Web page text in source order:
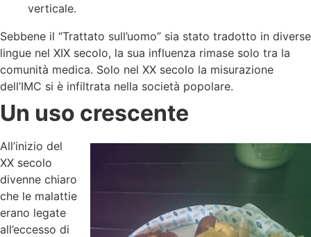
verticale.
Sebbene il “Trattato sull’uomo” sia stato tradotto in diverse
lingue nel XIX secolo, la sua influenza rimase solo tra la
comunità medica. Solo nel XX secolo la misurazione
dell’IMC si è infiltrata nella società popolare.
Un uso crescente
All’inizio del
XX secolo
divenne chiaro
che le malattie
erano legate
all’eccesso di